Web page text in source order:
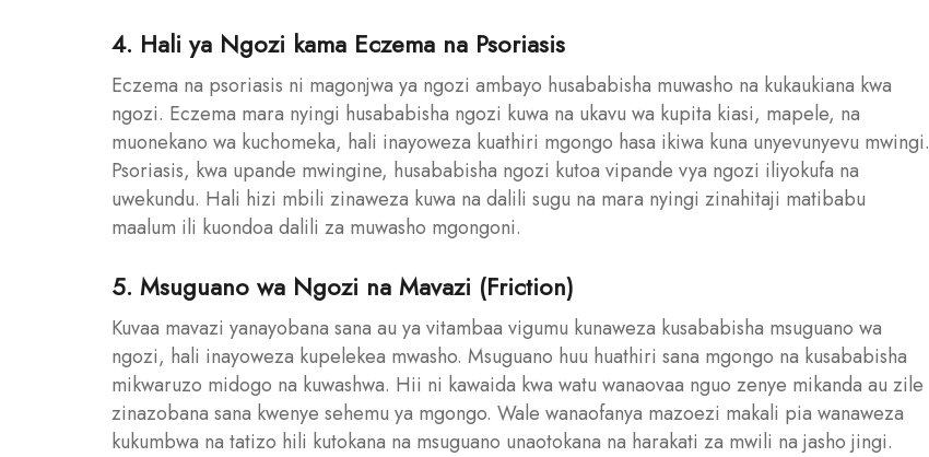
4. Hali ya Ngozi kama Eczema na Psoriasis
Eczema na psoriasis ni magonjwa ya ngozi ambayo husababisha muwasho na kukaukiana kwa
ngozi. Eczema mara nyingi husababisha ngozi kuwa na ukavu wa kupita kiasi, mapele, na
muonekano wa kuchomeka, hali inayoweza kuathiri mgongo hasa ikiwa kuna unyevunyevu mwingi.
Psoriasis, kwa upande mwingine, husababisha ngozi kutoa vipande vya ngozi iliyokufa na
uwekundu. Hali hizi mbili zinaweza kuwa na dalili sugu na mara nyingi zinahitaji matibabu
maalum ili kuondoa dalili za muwasho mgongoni.
5. Msuguano wa Ngozi na Mavazi (Friction)
Kuvaa mavazi yanayobana sana au ya vitambaa vigumu kunaweza kusababisha msuguano wa
ngozi, hali inayoweza kupelekea mwasho. Msuguano huu huathiri sana mgongo na kusababisha
mikwaruzo midogo na kuwashwa. Hii ni kawaida kwa watu wanaovaa nguo zenye mikanda au zile
zinazobana sana kwenye sehemu ya mgongo. Wale wanaofanya mazoezi makali pia wanaweza
kukumbwa na tatizo hili kutokana na msuguano unaotokana na harakati za mwili na jasho jingi.